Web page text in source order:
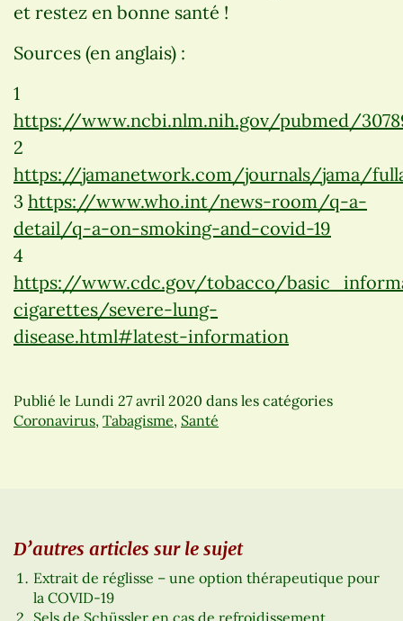
et restez en bonne santé !
Sources (en anglais) :
1
https://www.ncbi.nlm.nih.gov/pubmed/
2
https://jamanetwork.com/journals/jama/
3 https://www.who.int/news-room/q-a-
detail/q-a-on-smoking-and-covid-19
4
https://www.cdc.gov/tobacco/
cigarettes/severe-lung-
disease.html#latest-information
Publié le Lundi 27 avril 2020 dans les catégories
Coronavirus, Tabagisme, Santé
D’autres articles sur le sujet
Extrait de réglisse – une option thérapeutique pour
la COVID-19
Sels de Schüssler en cas de refroidissement